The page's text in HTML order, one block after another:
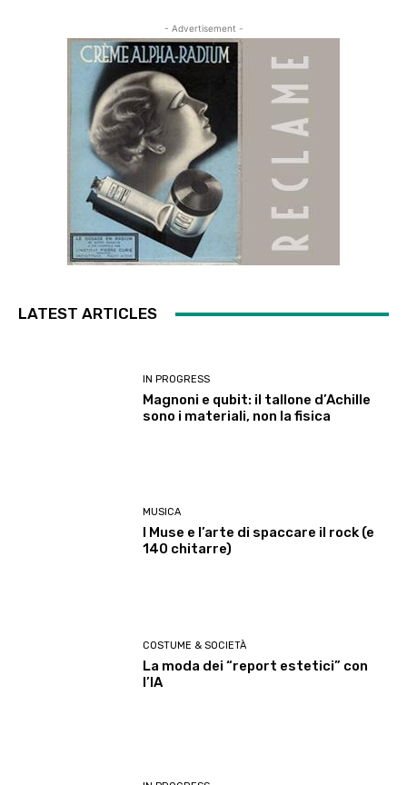
- Advertisement -
LATEST ARTICLES
IN PROGRESS
Magnoni e qubit: il tallone d’Achille
sono i materiali, non la fisica
MUSICA
I Muse e l’arte di spaccare il rock (e
140 chitarre)
COSTUME & SOCIETÀ
La moda dei “report estetici” con
l’IA